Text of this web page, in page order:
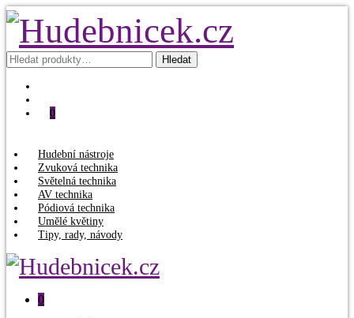
Hledat: Hledat
0
Hudební nástroje
Zvuková technika
Světelná technika
AV technika
Pódiová technika
Umělé květiny
Tipy, rady, návody
0